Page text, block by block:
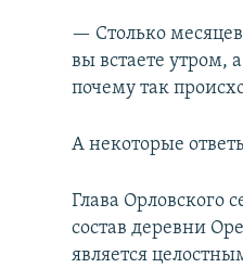
— Столько
вы встаете утром,
почему так
А некоторые
Глава Орловского
состав деревни
является